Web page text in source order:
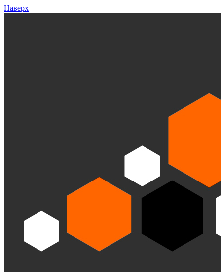
Наверх